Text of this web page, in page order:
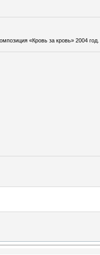
«Кровь за кровь» 2004 год.